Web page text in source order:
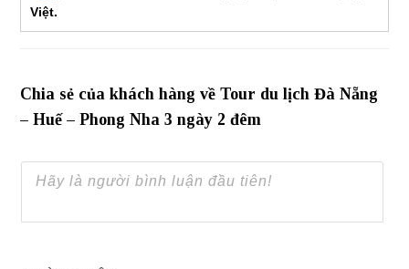
Việt.
Chia sẻ của khách hàng về Tour du lịch Đà Nẵng
– Huế – Phong Nha 3 ngày 2 đêm